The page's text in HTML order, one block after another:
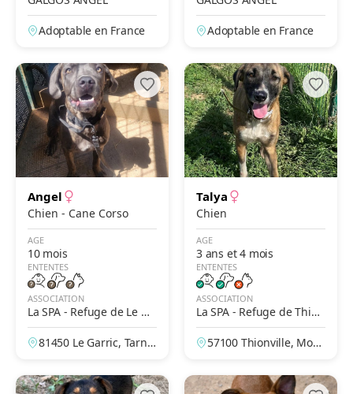
Adoptable en France Adoptable en France
Angel
Chien - Cane Corso
AGE
10 mois
ENTENTES
ASSOCIATION
La SPA - Refuge de Le Ga
rric – Albi
81450 Le Garric, Tarn,
Talya
Chien
AGE
3 ans et 4 mois
ENTENTES
ASSOCIATION
La SPA - Refuge de Thion
ville
57100 Thionville, Mose